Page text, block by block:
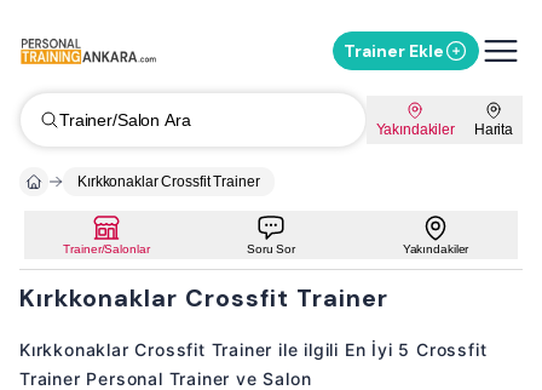
Trainer Ekle
Trainer/Salon Ara Yakındakiler Harita
Kırkkonaklar Crossfit Trainer
Trainer/Salonlar Soru Sor Yakındakiler
Kırkkonaklar Crossfit Trainer
Kırkkonaklar Crossfit Trainer ile ilgili En İyi 5 Crossfit
Trainer Personal Trainer ve Salon